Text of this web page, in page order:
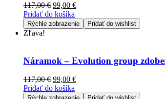
117,00€ 99,00 €
Pridať do košíka
Rýchle zobrazenie Pridať do wishlist
Zľava!
Náramok – Evolution group
117,00€ 99,00 €
Pridať do košíka